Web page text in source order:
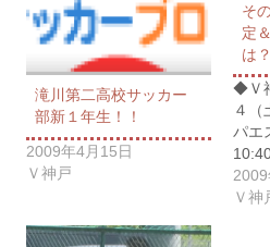
滝川第二高校サッカー
部新１年生！！
2009年4月15日
Ｖ神戸
そ
定
は
◆Ｖ
４
パエ
Ｖ神